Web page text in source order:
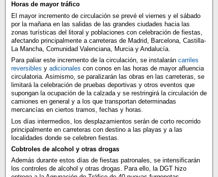
Horas de mayor tráfico
El mayor incremento de circulación se prevé el viernes y el sábado
por la mañana en las salidas de las grandes ciudades hacia las
zonas turísticas del litoral y poblaciones con celebración de fiestas,
afectando principalmente a carreteras de Madrid, Barcelona, Castilla-
La Mancha, Comunidad Valenciana, Murcia y Andalucía.
Para paliar este incremento de la circulación, se instalarán carriles
reversibles y adicionales con conos en las horas de mayor afluencia
circulatoria. Asimismo, se paralizarán las obras en las carreteras, se
limitará la celebración de pruebas deportivas y otros eventos que
supongan la ocupación de la calzada y se restringirá la circulación de
camiones en general y a los que transportan determinadas
mercancías en ciertos tramos, fechas y horas.
Los días intermedios, los desplazamientos serán de corto recorrido
principalmente en carreteras con destino a las playas y a las
localidades donde se celebren fiestas.
Cobtroles de alcohol y otras drogas
Además durante estos días de fiestas patronales, se intensificarán
los controles de alcohol y otras drogas. Para ello, la DGT hizo